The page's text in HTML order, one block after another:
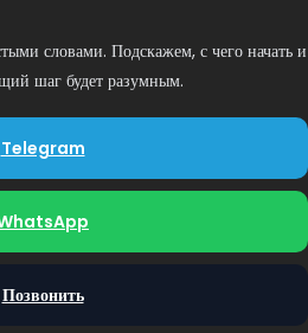
словами. Подскажем, с чего начать и
шаг будет разумным.
Telegram
Позвонить